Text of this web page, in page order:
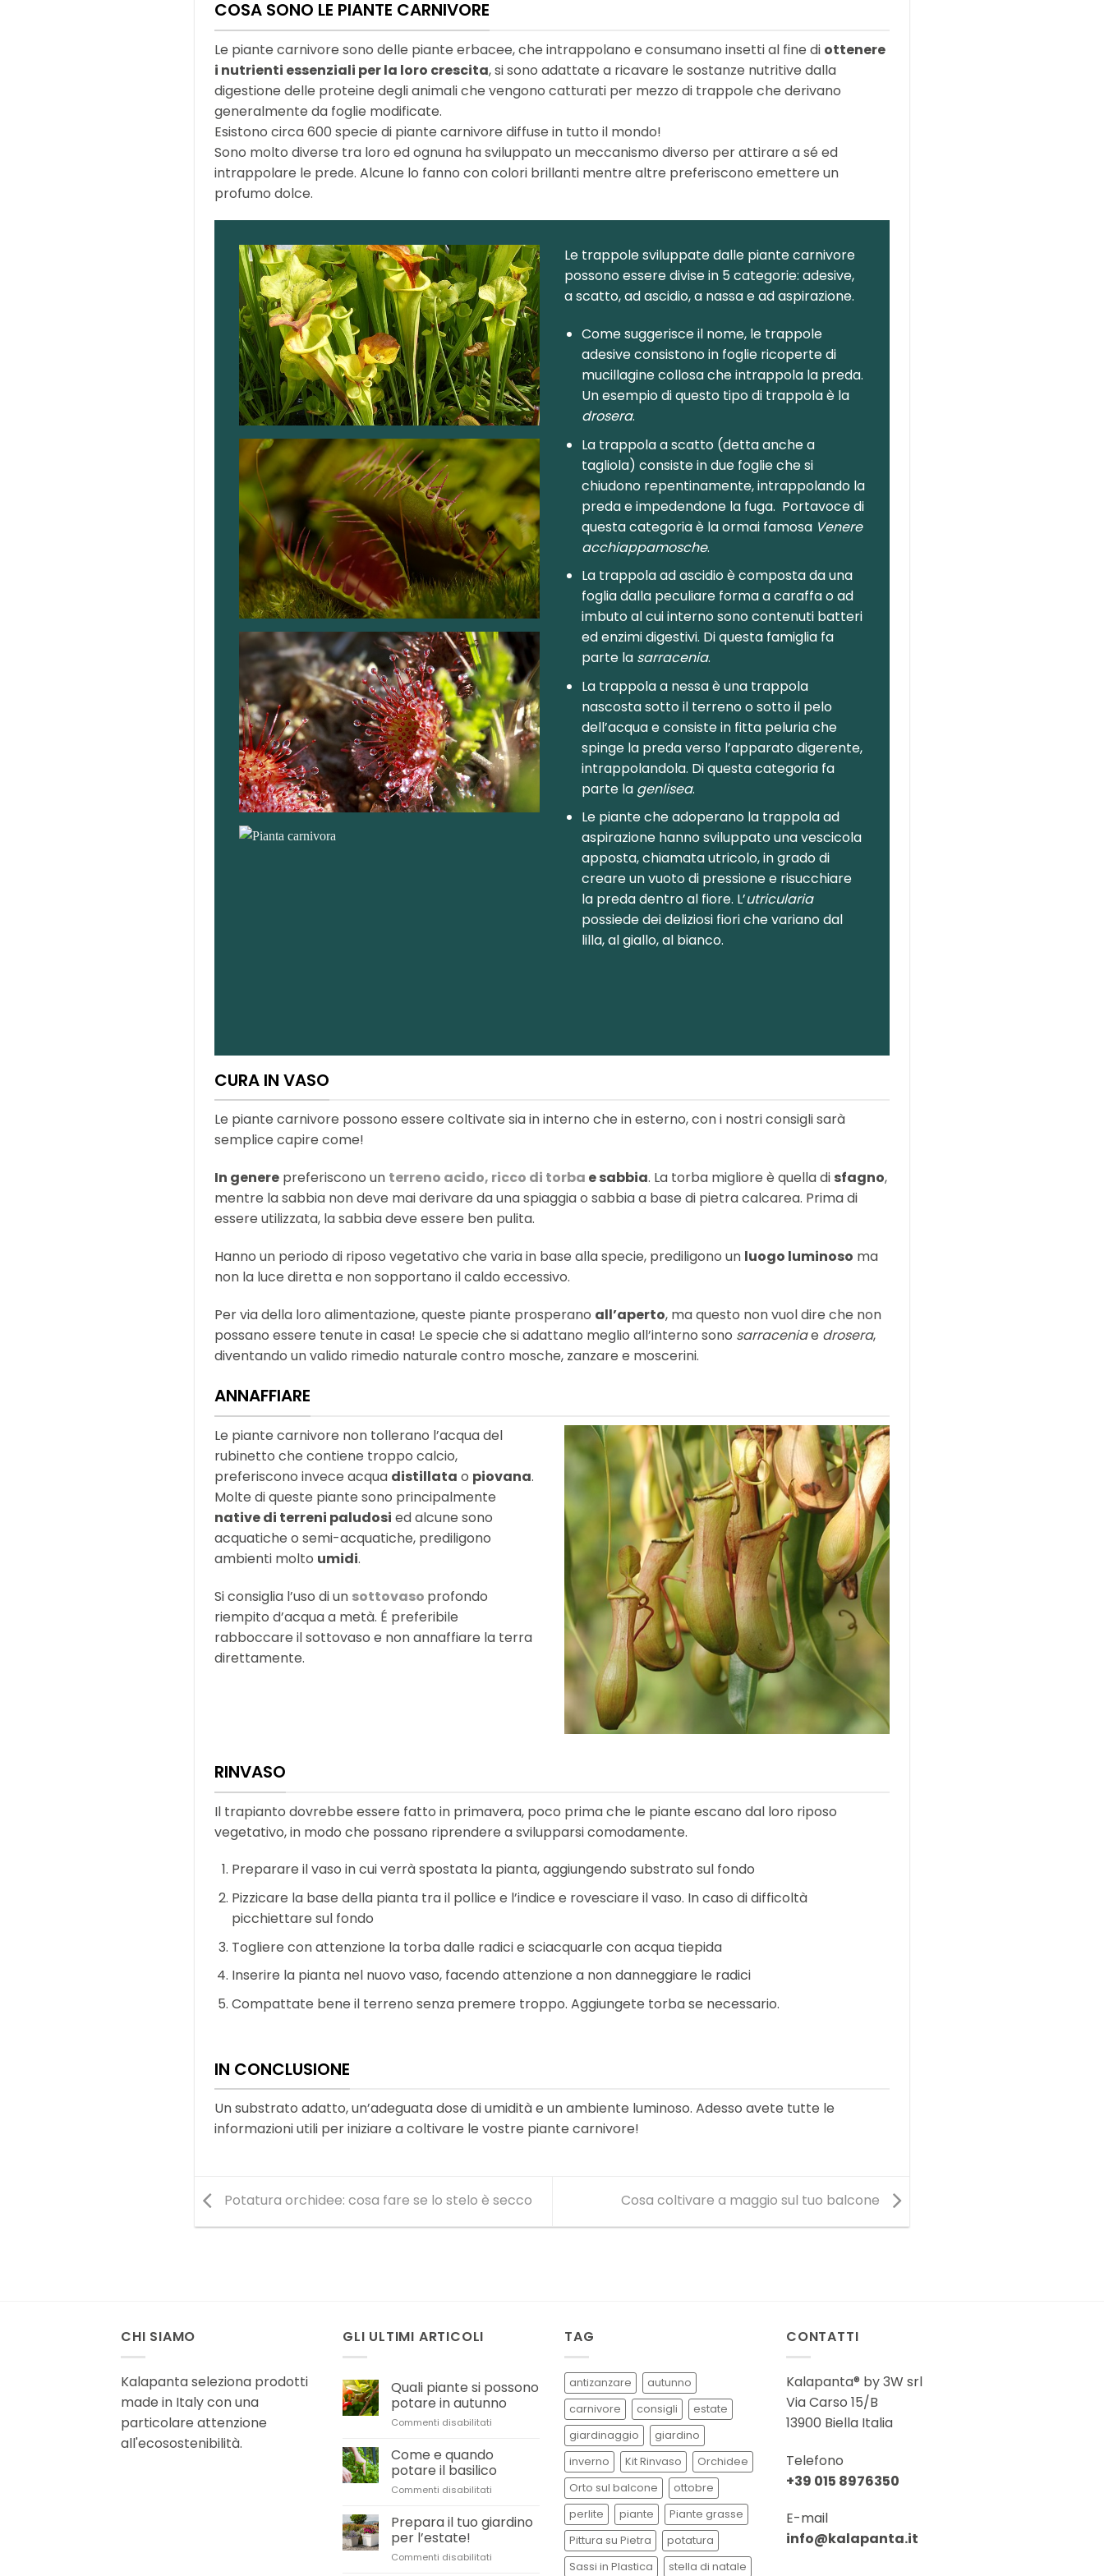
COSA SONO LE PIANTE CARNIVORE
Le piante carnivore sono delle piante erbacee, che intrappolano e consumano insetti al fine di ottenere
i nutrienti essenziali per la loro crescita, si sono adattate a ricavare le sostanze nutritive dalla
digestione delle proteine degli animali che vengono catturati per mezzo di trappole che derivano
generalmente da foglie modificate.
Esistono circa 600 specie di piante carnivore diffuse in tutto il mondo!
Sono molto diverse tra loro ed ognuna ha sviluppato un meccanismo diverso per attirare a sé ed
intrappolare le prede. Alcune lo fanno con colori brillanti mentre altre preferiscono emettere un
profumo dolce.
Le trappole sviluppate dalle piante carnivore
possono essere divise in 5 categorie: adesive,
a scatto, ad ascidio, a nassa e ad aspirazione.
Come suggerisce il nome, le trappole
adesive consistono in foglie ricoperte di
mucillagine collosa che intrappola la preda.
Un esempio di questo tipo di trappola è la
drosera.
La trappola a scatto (detta anche a
tagliola) consiste in due foglie che si
chiudono repentinamente, intrappolando la
preda e impedendone la fuga. Portavoce di
questa categoria è la ormai famosa Venere
acchiappamosche.
La trappola ad ascidio è composta da una
foglia dalla peculiare forma a caraffa o ad
imbuto al cui interno sono contenuti batteri
ed enzimi digestivi. Di questa famiglia fa
parte la sarracenia.
La trappola a nessa è una trappola
nascosta sotto il terreno o sotto il pelo
dell’acqua e consiste in fitta peluria che
spinge la preda verso l’apparato digerente,
intrappolandola. Di questa categoria fa
parte la genlisea.
Le piante che adoperano la trappola ad
aspirazione hanno sviluppato una vescicola
apposta, chiamata utricolo, in grado di
creare un vuoto di pressione e risucchiare
la preda dentro al fiore. L’utricularia
possiede dei deliziosi fiori che variano dal
lilla, al giallo, al bianco.
CURA IN VASO
Le piante carnivore possono essere coltivate sia in interno che in esterno, con i nostri consigli sarà
semplice capire come!
In genere preferiscono un terreno acido, ricco di torba e sabbia. La torba migliore è quella di sfagno,
mentre la sabbia non deve mai derivare da una spiaggia o sabbia a base di pietra calcarea. Prima di
essere utilizzata, la sabbia deve essere ben pulita.
Hanno un periodo di riposo vegetativo che varia in base alla specie, prediligono un luogo luminoso ma
non la luce diretta e non sopportano il caldo eccessivo.
Per via della loro alimentazione, queste piante prosperano all’aperto, ma questo non vuol dire che non
possano essere tenute in casa! Le specie che si adattano meglio all’interno sono sarraceniae drosera,
diventando un valido rimedio naturale contro mosche, zanzare e moscerini.
ANNAFFIARE
Le piante carnivore non tollerano l’acqua del
rubinetto che contiene troppo calcio,
preferiscono invece acqua distillata o piovana.
Molte di queste piante sono principalmente
native di terreni paludosi ed alcune sono
acquatiche o semi-acquatiche, prediligono
ambienti molto umidi.
Si consiglia l’uso di un sottovaso profondo
riempito d’acqua a metà. É preferibile
rabboccare il sottovaso e non annaffiare la terra
direttamente.
RINVASO
Il trapianto dovrebbe essere fatto in primavera, poco prima che le piante escano dal loro riposo
vegetativo, in modo che possano riprendere a svilupparsi comodamente.
Preparare il vaso in cui verrà spostata la pianta, aggiungendo substrato sul fondo
Pizzicare la base della pianta tra il pollice e l’indice e rovesciare il vaso. In caso di difficoltà
picchiettare sul fondo
Togliere con attenzione la torba dalle radici e sciacquarle con acqua tiepida
Inserire la pianta nel nuovo vaso, facendo attenzione a non danneggiare le radici
Compattate bene il terreno senza premere troppo. Aggiungete torba se necessario.
IN CONCLUSIONE
Un substrato adatto, un’adeguata dose di umidità e un ambiente luminoso. Adesso avete tutte le
informazioni utili per iniziare a coltivare le vostre piante carnivore!
Potatura orchidee: cosa fare se lo stelo è secco Cosa coltivare a maggio sul tuo balcone
CHI SIAMO
Kalapanta seleziona prodotti
made in Italy con una
particolare attenzione
all'ecosostenibilità.
GLI ULTIMI ARTICOLI
Quali piante si possono
potare in autunno
Commenti disabilitati
piante
si
possono
autunno
Come e quando
potare il basilico
Commenti disabilitati
e
quando
Prepara il tuo giardino
per l’estate!
Commenti disabilitati
TAG
antizanzare
autunno
carnivore
consigli
estate
giardinaggio
giardino
inverno
Kit Rinvaso
Orchidee
Orto sul balcone
ottobre
perlite
piante
Piante grasse
Pittura su Pietra
potatura
Sassi in Plastica
stella di natale
CONTATTI
Kalapanta® by 3W srl
Via Carso 15/B
13900 Biella Italia
Telefono
+39 015 8976350
E-mail
info@kalapanta.it